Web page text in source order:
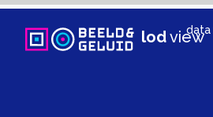
lodview
data